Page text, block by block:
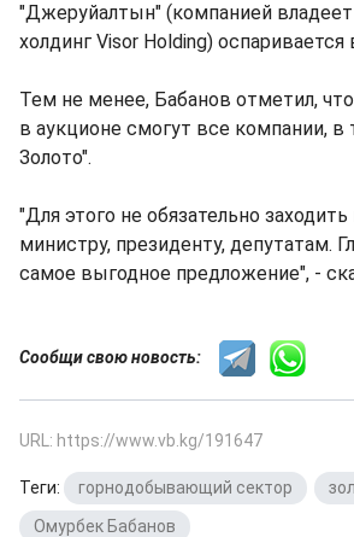
"Джеруйалтын" (компанией владеет
холдинг Visor Holding)
Тем не менее, Бабанов отметил,
в аукционе смогут все компании,
Золото".
"Для этого не обязательно
министру, президенту, депутатам.
самое выгодное предложение", -
Сообщи свою новость:
URL: https://www.vb.kg/191647
Теги: горнодобывающий сектор
Омурбек Бабанов